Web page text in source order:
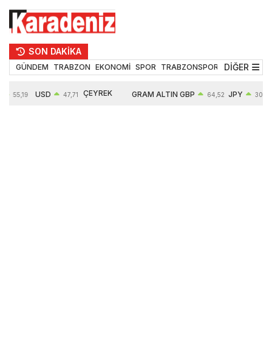
SON DAKİKA
GÜNDEM TRABZON EKONOMİ SPOR TRABZONSPOR TEKNOLOJİ
DİĞER
55,19 USD 47,71 ÇEYREK GRAM ALTIN GBP 64,52 JPY 30,31